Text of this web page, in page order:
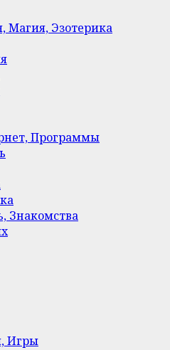
Магия, Эзотерика
Программы
Знакомства
Игры